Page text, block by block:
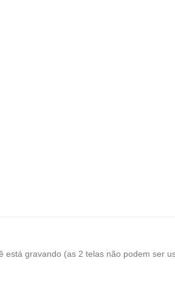
gravando (as 2 telas não podem ser